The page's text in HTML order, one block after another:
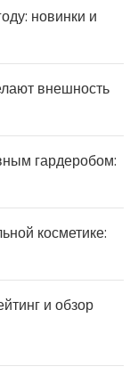
новинки и
внешность
гардеробом:
косметике:
и обзор